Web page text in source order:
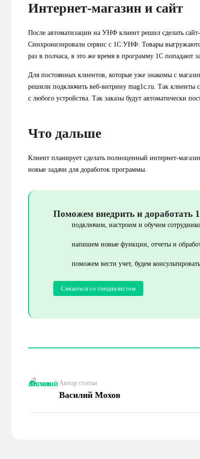
Интернет-магазин и сайт
После автоматизации на УНФ клиент решил сделать
Синхронизировали сервис с 1С:УНФ. Товары
раз в полчаса, в это же время в программу 1С попадают
Для постоянных клиентов, которые уже знакомы с
решили подключить веб-витрину mag1c.ru. Так клиенты
с любого устройства. Так заказы будут автоматически
Что дальше
Клиент планирует сделать полноценный интернет-
новые задачи для доработок программы.
Поможем внедрить и
подключим, настроим и обучим
напишем новые функции, отчеты и
поможем вести учет, будем
Связаться со специалистом
Автор статьи
Василий Мохов